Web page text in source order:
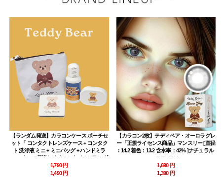
【ランダム発送】カラコンケース ポーチセ
ット「 コンタクトレンズケース + コンタク
ト 洗浄液 ミニ + ミニバッグ + ハンドミラ
ー」 すべて発送します！スタイルはランダ
ムにお届けします。
1,790 円
1,490 円
【カラコン2枚】テディベア・オーロラグレ
ー「正規ライセンス商品」マンスリー [直径
: 14.2 着色：13.2 含水率：42% ]ナチュラル
ハーフ Teddy bear
1,690 円
1,390 円